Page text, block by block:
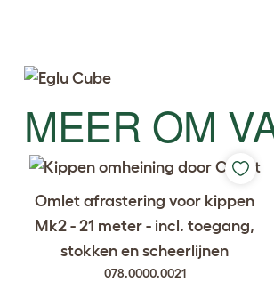
MEER OM
Omlet afrastering voor kippen
Mk2 - 21 meter - incl. toegang,
stokken en scheerlijnen
078.0000.0021